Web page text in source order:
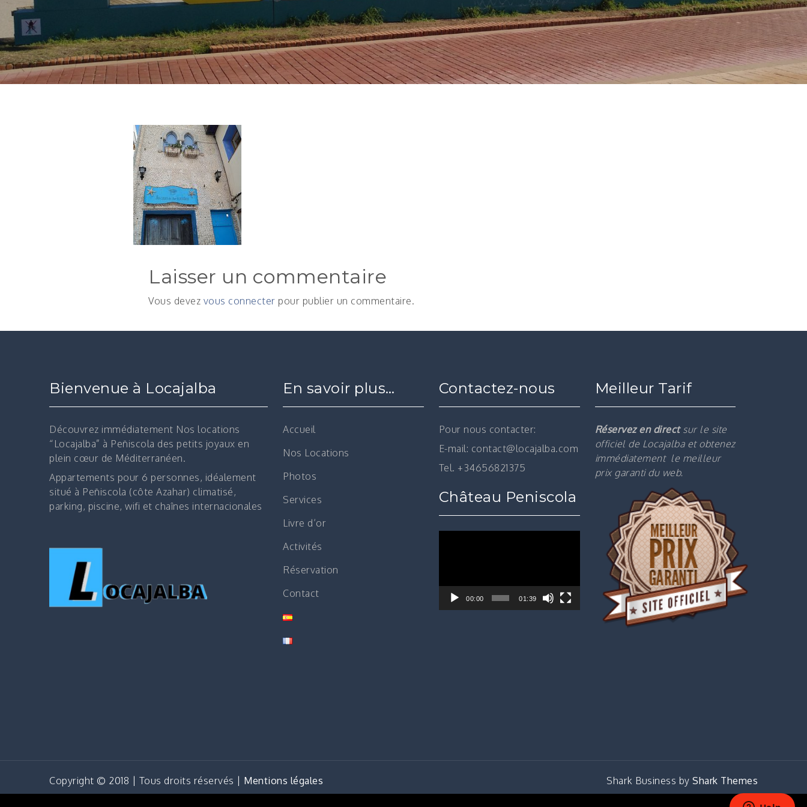
Laisser un commentaire
Vous devez vous connecter pour publier un commentaire.
Bienvenue à Locajalba
Découvrez immédiatement Nos locations
“Locajalba” à Peñiscola des petits joyaux en
plein cœur de Méditerranéen.
Appartements pour 6 personnes, idéalement
situé à Peñiscola (côte Azahar) climatisé,
parking, piscine, wifi et chaînes internacionales
En savoir plus…
Accueil
Nos Locations
Photos
Services
Livre d’or
Activités
Réservation
Contact
Contactez-nous
Pour nous contacter:
E-mail: contact@locajalba.com
Tel. +34656821375
Château Peniscola
00:00 01:39
Meilleur Tarif
Réservez en directsur le site
officiel de Locajalba et obtenez
immédiatement le meilleur
prix garanti du web.
Copyright © 2018 | Tous droits réservés | Mentions légales Shark Business by Shark Themes